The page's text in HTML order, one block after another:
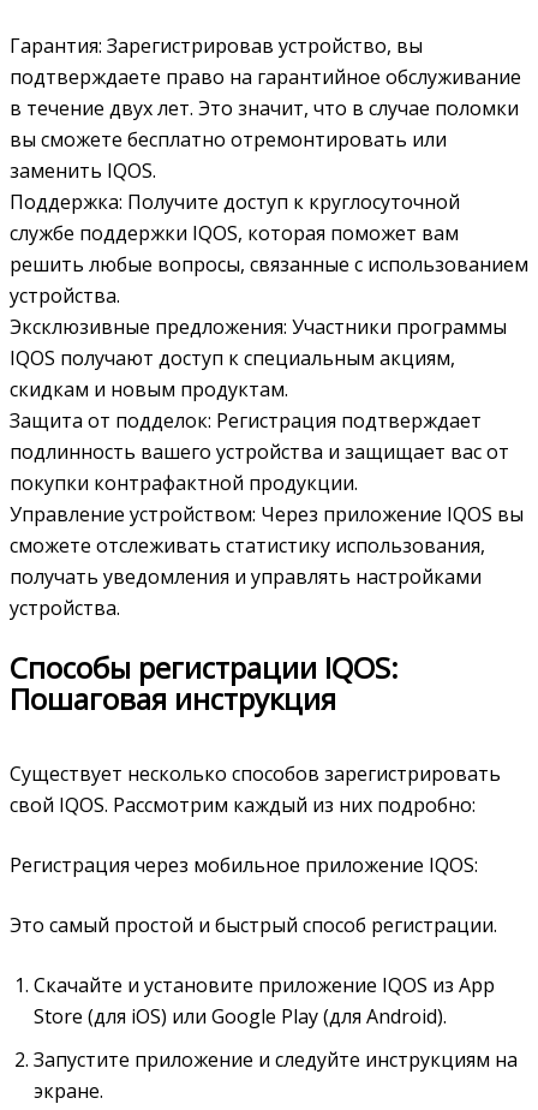
Гарантия: Зарегистрировав устройство, вы
подтверждаете право на гарантийное обслуживание
в течение двух лет. Это значит, что в случае поломки
вы сможете бесплатно отремонтировать или
заменить IQOS.
Поддержка: Получите доступ к круглосуточной
службе поддержки IQOS, которая поможет вам
решить любые вопросы, связанные с использованием
устройства.
Эксклюзивные предложения: Участники программы
IQOS получают доступ к специальным акциям,
скидкам и новым продуктам.
Защита от подделок: Регистрация подтверждает
подлинность вашего устройства и защищает вас от
покупки контрафактной продукции.
Управление устройством: Через приложение IQOS вы
сможете отслеживать статистику использования,
получать уведомления и управлять настройками
устройства.
Способы регистрации IQOS:
Пошаговая инструкция
Существует несколько способов зарегистрировать
свой IQOS. Рассмотрим каждый из них подробно:
Регистрация через мобильное приложение IQOS:
Это самый простой и быстрый способ регистрации.
Скачайте и установите приложение IQOS из App
Store (для iOS) или Google Play (для Android).
Запустите приложение и следуйте инструкциям на
экране.